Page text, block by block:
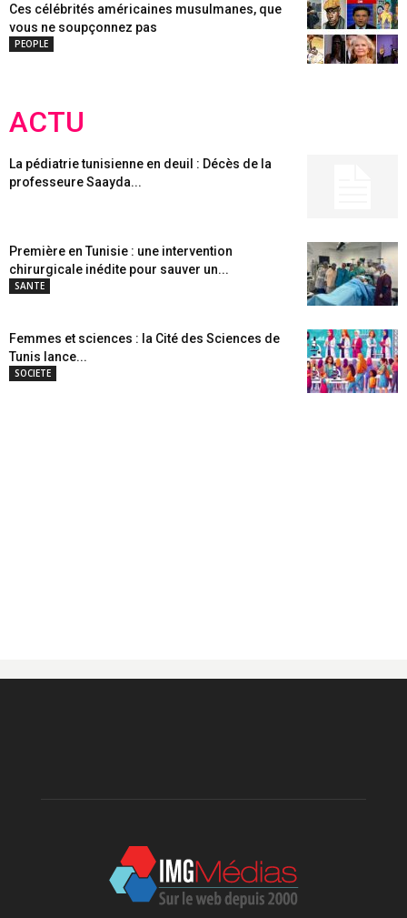
Ces célébrités américaines musulmanes, que
vous ne soupçonnez pas
PEOPLE
ACTU
La pédiatrie tunisienne en deuil : Décès de la
professeure Saayda...
Première en Tunisie : une intervention
chirurgicale inédite pour sauver un...
SANTE
Femmes et sciences : la Cité des Sciences de
Tunis lance...
SOCIETE